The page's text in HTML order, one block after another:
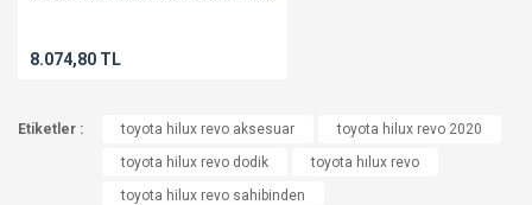
8.074,80 TL
Etiketler : toyota hilux revo aksesuar
toyota hilux revo 2020
toyota hilux revo dodik
toyota hılux revo
toyota hilux revo sahibinden